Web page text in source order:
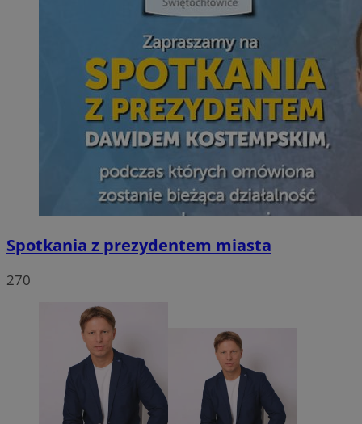
Spotkania z prezydentem miasta
270